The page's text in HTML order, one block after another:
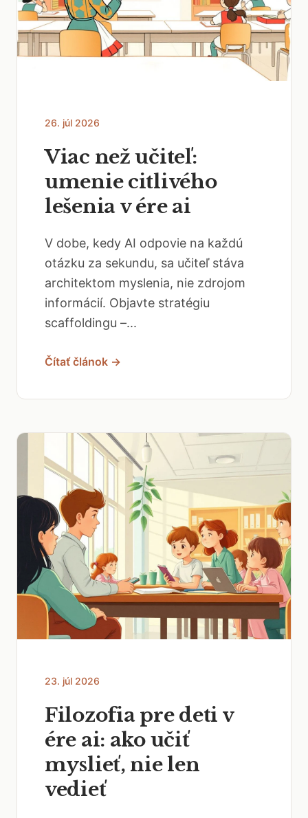
26. júl 2026
Viac než učiteľ:
umenie citlivého
lešenia v ére ai
V dobe, kedy AI odpovie na každú
otázku za sekundu, sa učiteľ stáva
architektom myslenia, nie zdrojom
informácií. Objavte stratégiu
scaffoldingu –...
Čítať článok →
23. júl 2026
Filozofia pre deti v
ére ai: ako učiť
myslieť, nie len
vedieť